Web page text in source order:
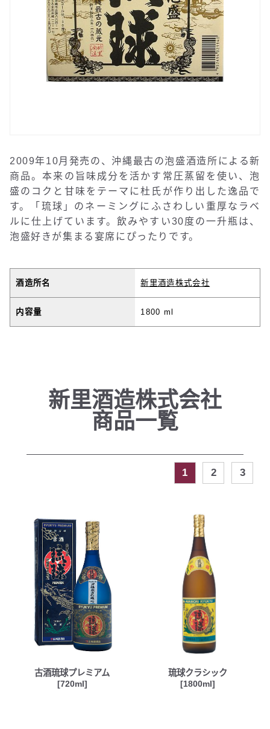
2009年10月発売の、沖縄最古の泡盛酒造所による新
商品。本来の旨味成分を活かす常圧蒸留を使い、泡
盛のコクと甘味をテーマに杜氏が作り出した逸品で
す。「琉球」のネーミングにふさわしい重厚なラベ
ルに仕上げています。飲みやすい30度の一升瓶は、
泡盛好きが集まる宴席にぴったりです。
酒造所名 新里酒造株式会社
内容量 1800 ml
新里酒造株式会社
商品一覧
1 2 3
古酒琉球プレミアム
[720ml]
琉球クラシック
[1800ml]